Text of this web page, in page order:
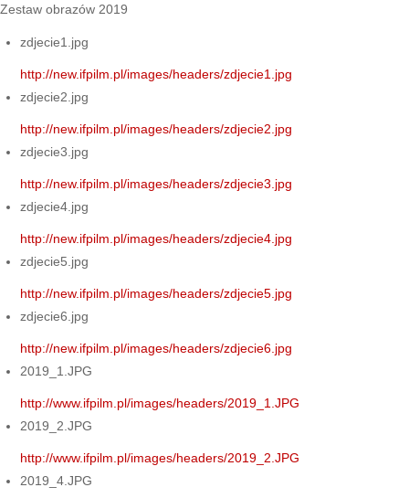
Zestaw obrazów 2019
zdjecie1.jpg
http://new.ifpilm.pl/images/headers/zdjecie1.jpg
zdjecie2.jpg
http://new.ifpilm.pl/images/headers/zdjecie2.jpg
zdjecie3.jpg
http://new.ifpilm.pl/images/headers/zdjecie3.jpg
zdjecie4.jpg
http://new.ifpilm.pl/images/headers/zdjecie4.jpg
zdjecie5.jpg
http://new.ifpilm.pl/images/headers/zdjecie5.jpg
zdjecie6.jpg
http://new.ifpilm.pl/images/headers/zdjecie6.jpg
2019_1.JPG
http://www.ifpilm.pl/images/headers/2019_1.JPG
2019_2.JPG
http://www.ifpilm.pl/images/headers/2019_2.JPG
2019_4.JPG